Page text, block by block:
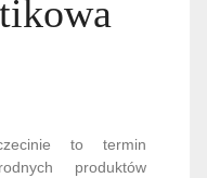
to termin
produktów